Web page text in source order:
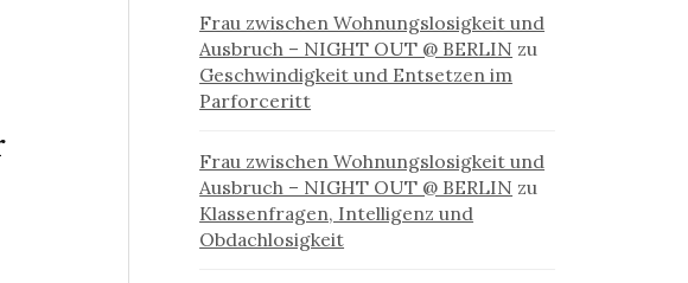
Frau zwischen Wohnungslosigkeit und
Ausbruch – NIGHT OUT @ BERLIN zu
Geschwindigkeit und Entsetzen im
Parforceritt
Frau zwischen Wohnungslosigkeit und
Ausbruch – NIGHT OUT @ BERLIN zu
Klassenfragen, Intelligenz und
Obdachlosigkeit